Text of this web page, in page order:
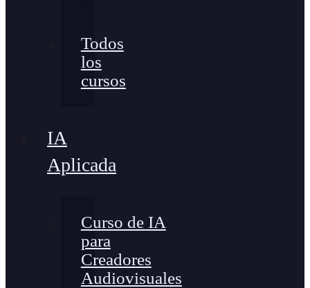
Todos
los
cursos
IA
Aplicada
Curso de IA
para
Creadores
Audiovisuales